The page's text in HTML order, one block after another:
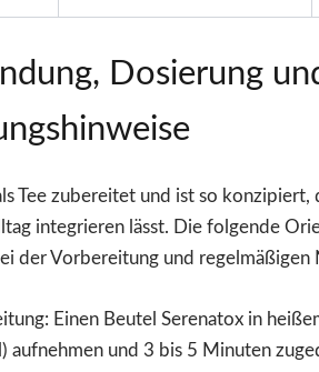
Dosierung
Tee zubereitet und ist so konzipiert,
integrieren lässt. Die folgende
der Vorbereitung und regelmäßigen
Einen Beutel Serenatox in
aufnehmen und 3 bis 5 Minuten